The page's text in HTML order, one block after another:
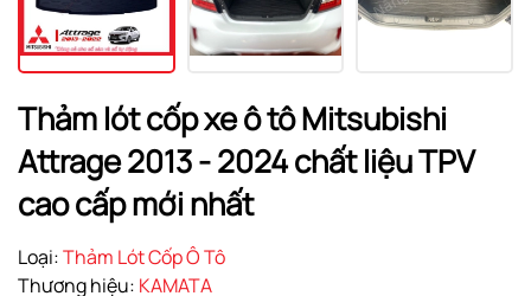
Thảm lót cốp xe ô tô Mitsubishi
Attrage 2013 - 2024 chất liệu TPV
cao cấp mới nhất
Loại:Thảm Lót Cốp Ô Tô
Thương hiệu: KAMATA